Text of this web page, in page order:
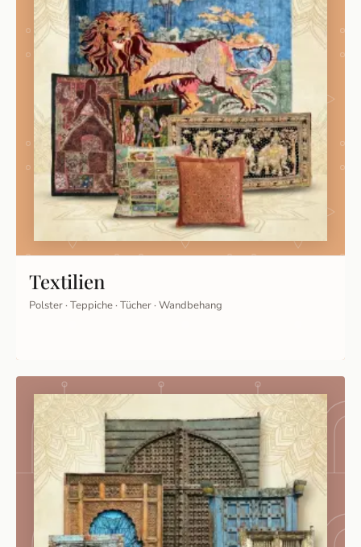
Textilien
Polster · Teppiche · Tücher · Wandbehang